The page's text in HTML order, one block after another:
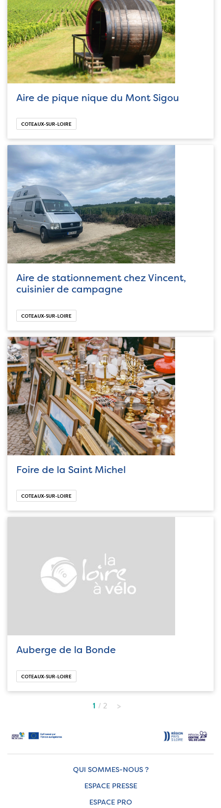
Aire de pique nique du Mont Sigou
COTEAUX-SUR-LOIRE
Aire de stationnement chez Vincent,
cuisinier de campagne
COTEAUX-SUR-LOIRE
Foire de la Saint Michel
COTEAUX-SUR-LOIRE
Auberge de la Bonde
COTEAUX-SUR-LOIRE
1 2
QUI SOMMES-NOUS ?
ESPACE PRESSE
ESPACE PRO